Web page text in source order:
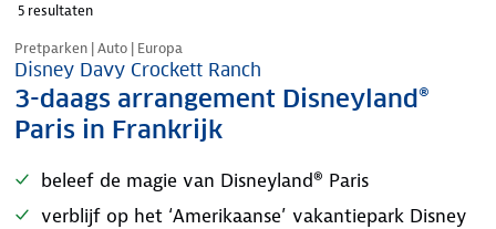
5 resultaten
Pretparken | Auto | Europa
Disney Davy Crockett Ranch
3-daags arrangement Disneyland®
Paris in Frankrijk
beleef de magie van Disneyland® Paris
verblijf op het ‘Amerikaanse’ vakantiepark Disney